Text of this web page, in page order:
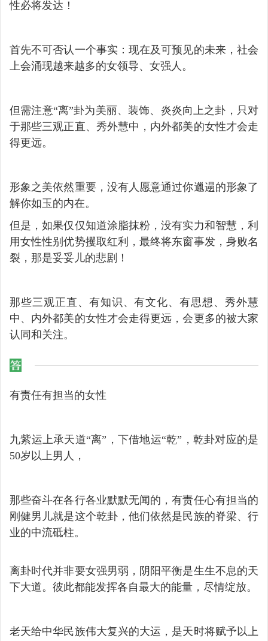
性必将发达！
首先不可否认一个事实：现在及可预见的未来，社会
上会涌现越来越多的女领导、女强人。
但需注意“离”卦为美丽、装饰、炎炎向上之卦，只对
于那些三观正直、秀外慧中，内外都美的女性才会走
得更远。
形象之美依然重要，没有人愿意通过你邋遢的形象了
解你如玉的内在。
但是，如果仅仅知道涂脂抹粉，没有实力和智慧，利
用女性性别优势攫取红利，最终将东窗事发，身败名
裂，那是妥妥儿的悲剧！
那些三观正直、有知识、有文化、有思想、秀外慧
中、内外都美的女性才会走得更远，会更多的被大家
认同和关注。
有责任有担当的女性
九紫运上承天道“离”，下借地运“乾”，乾卦对应的是
50岁以上男人，
那些奋斗在各行各业默默无闻的，有责任心有担当的
刚健男儿就是这个乾卦，他们依然是民族的脊梁、行
业的中流砥柱。
离卦时代并非要女强男弱，阴阳平衡是生生不息的天
下大道。彼此都能发挥各自最大的能量，尽情绽放。
老天给中华民族伟大复兴的大运，是天时将赋予以上